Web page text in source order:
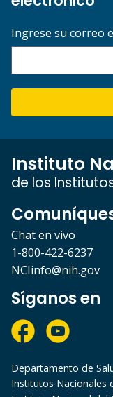
Ingrese su correo
Instituto
de los
Chat en vivo
1-800-422-6237
NCIinfo@nih.gov
Síganos en
Departamento de
Institutos Nacionales